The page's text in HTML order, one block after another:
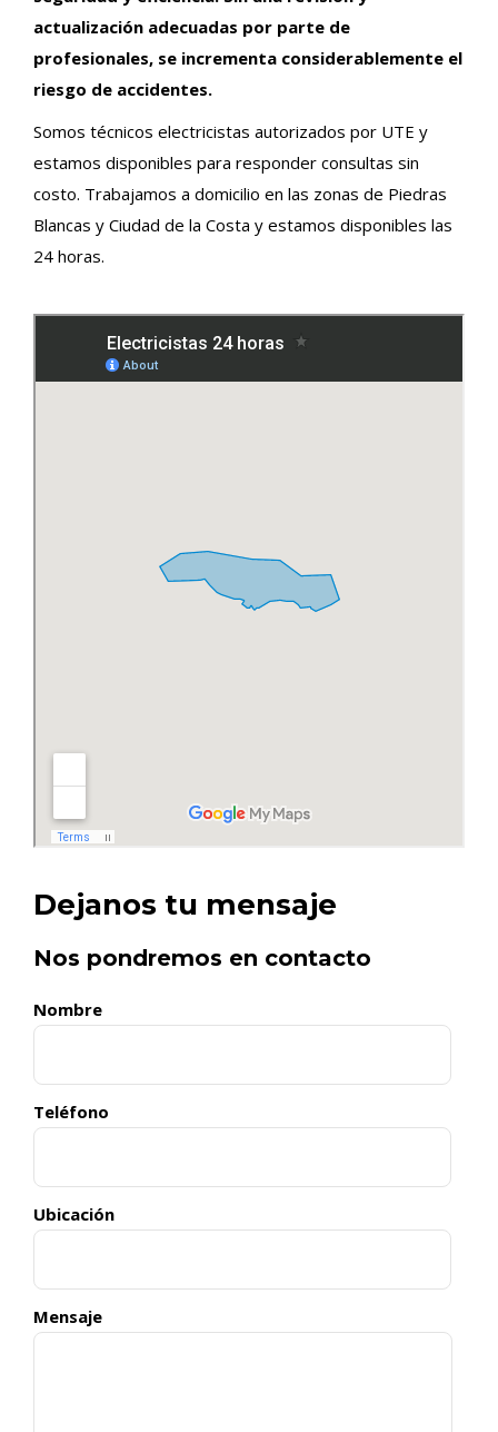
actualización adecuadas por parte de
profesionales, se incrementa considerablemente el
riesgo de accidentes.
Somos técnicos electricistas autorizados por UTE y
estamos disponibles para responder consultas sin
costo. Trabajamos a domicilio en las zonas de Piedras
Blancas y Ciudad de la Costa y estamos disponibles las
24 horas.
Dejanos tu mensaje
Nos pondremos en contacto
Nombre
Teléfono
Ubicación
Mensaje